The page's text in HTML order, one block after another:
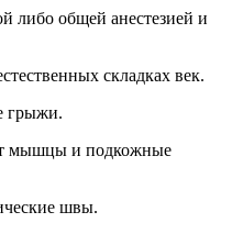
либо общей анестезией и
складках век.
грыжи.
мышцы и подкожные
швы.